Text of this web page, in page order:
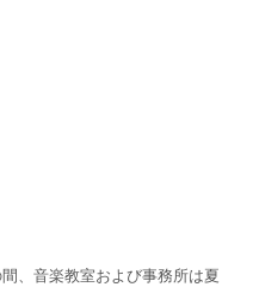
、音楽教室および事務所は夏